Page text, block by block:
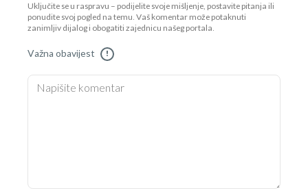
Uključite se u raspravu – podijelite svoje mišljenje, postavite pitanja ili
ponudite svoj pogled na temu. Vaš komentar može potaknuti
zanimljiv dijalog i obogatiti zajednicu našeg portala.
Važna obavijest !